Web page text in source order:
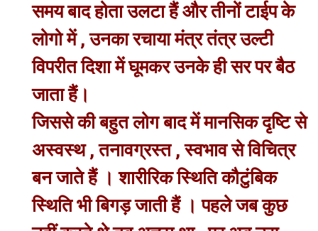
समय बाद होता उलटा हैं और तीनों टाईप के
लोगो में , उनका रचाया मंत्र तंत्र उल्टी
विपरीत दिशा में घूमकर उनके ही सर पर बैठ
जाता हैं।
जिससे की बहुत लोग बाद में मानसिक दृष्टि से
अस्वस्थ , तनावग्रस्त , स्वभाव से विचित्र
बन जाते हैं । शारीरिक स्थिति कौटुंबिक
स्थिति भी बिगड़ जाती हैं । पहले जब कुछ